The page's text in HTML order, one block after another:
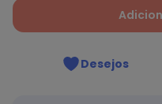
Desejos